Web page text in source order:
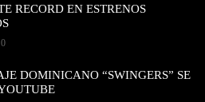
RECORD EN ESTRENOS
0
DOMINICANO “SWINGERS” SE